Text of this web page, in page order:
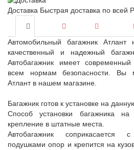
Доставка Быстрая доставка по всей
Автомобильный багажник
качественный и надежный
Автобагажник имеет современный
всем нормам безопасности. Вы
Атлант в нашем магазине.
Багажник готов к установке на
Способ установки багажника
крепление в штатные места.
Автобагажник
подушками опор и крепится на